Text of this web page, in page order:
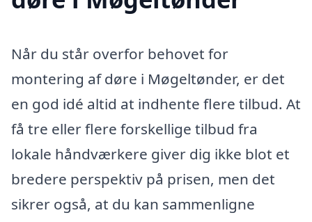
Når du står overfor behovet for
montering af døre i Møgeltønder, er det
en god idé altid at indhente flere tilbud. At
få tre eller flere forskellige tilbud fra
lokale håndværkere giver dig ikke blot et
bredere perspektiv på prisen, men det
sikrer også, at du kan sammenligne